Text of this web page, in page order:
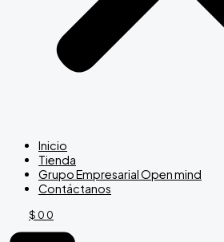
Inicio
Tienda
Grupo Empresarial Open mind
Contáctanos
$ 0 0